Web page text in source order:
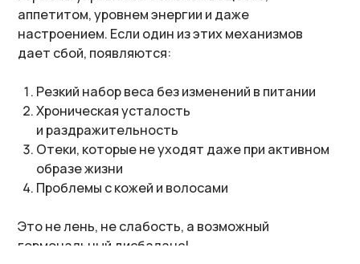
Резкий набор веса без изменений в питании
Хроническая усталость
и раздражительность
образе жизни
Проблемы с кожей и волосами
Это не лень, не слабость, а возможный
гормональный дисбаланс!
Когда стоит обратиться
к эндокринологу?